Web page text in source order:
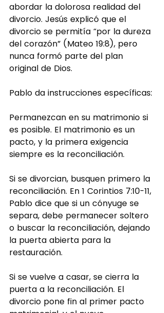
abordar la dolorosa realidad del
divorcio. Jesús explicó que el
divorcio se permitía “por la dureza
del corazón” (Mateo 19:8), pero
nunca formó parte del plan
original de Dios.
Pablo da instrucciones específicas:
Permanezcan en su matrimonio si
es posible. El matrimonio es un
pacto, y la primera exigencia
siempre es la reconciliación.
Si se divorcian, busquen primero la
reconciliación. En 1 Corintios 7:10-11,
Pablo dice que si un cónyuge se
separa, debe permanecer soltero
o buscar la reconciliación, dejando
la puerta abierta para la
restauración.
Si se vuelve a casar, se cierra la
puerta a la reconciliación. El
divorcio pone fin al primer pacto